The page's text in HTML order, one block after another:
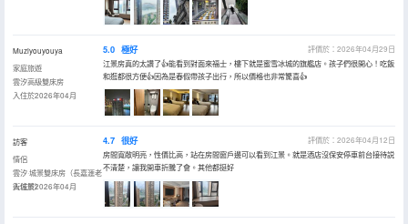
Muziyouyouya
家庭旅遊
雲汐高級雙床房
入住於2026年04月
5.0 極好
評價於：2026年04月29日
江景房真的太讚了👍能看到對面來福士，樓下就是蜜雪冰城的旗艦店。孩子們很開心！吃飯
和逛都很方便👍因為是春假帶孩子出行，所以價格也非常驚喜👍
訪客
情侶
雲汐·城景雙床房（長嘉滙老
街城景）
入住於2026年04月
4.7 很好
評價於：2026年04月12日
房間寬敞明亮，性價比高，站在房間窗戶邊可以看到江景。就是酒店沒保安停車前台接待説
不清楚，讓我開車折騰了會。其他都挺好